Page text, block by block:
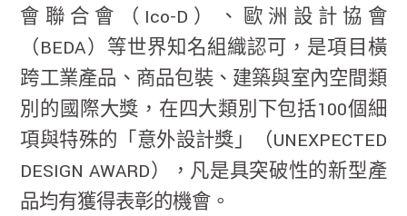
會聯合會（Ico-D）、歐洲設計協會
（BEDA）等世界知名組織認可，是項目橫
跨工業產品、商品包裝、建築與室內空間類
別的國際大獎，在四大類別下包括100個細
項與特殊的「意外設計獎」（UNEXPECTED
DESIGN AWARD），凡是具突破性的新型產
品均有獲得表彰的機會。